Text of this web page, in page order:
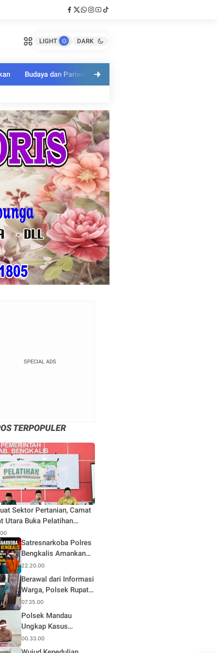
LIGHT DARK
Budaya dan Pariwisata
SPECIAL ADS
TERPOPULER
Sektor Pertanian, Camat
Utara Buka Pelatihan
dan Pengelolaan Hasil
Pertanian di Desa Teluk
Satresnarkoba Polres
Bengkalis Amankan
Terduga Pengedar
Sabu di Mandau, Sita
1,59 Gram Barang
Bukti
22.20.00
Berawal dari Informasi
Warga, Polsek Rupat
Ungkap Kasus Sabu
dan Amankan Seorang
Pria
07.35.00
Polsek Mandau
Ungkap Kasus
Narkotika, Seorang
Pria Diamankan
00.33.00